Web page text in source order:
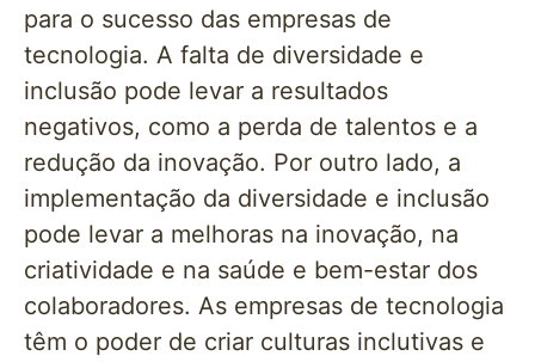
para o sucesso das empresas de
tecnologia. A falta de diversidade e
inclusão pode levar a resultados
negativos, como a perda de talentos e a
redução da inovação. Por outro lado, a
implementação da diversidade e inclusão
pode levar a melhoras na inovação, na
criatividade e na saúde e bem-estar dos
colaboradores. As empresas de tecnologia
têm o poder de criar culturas inclutivas e